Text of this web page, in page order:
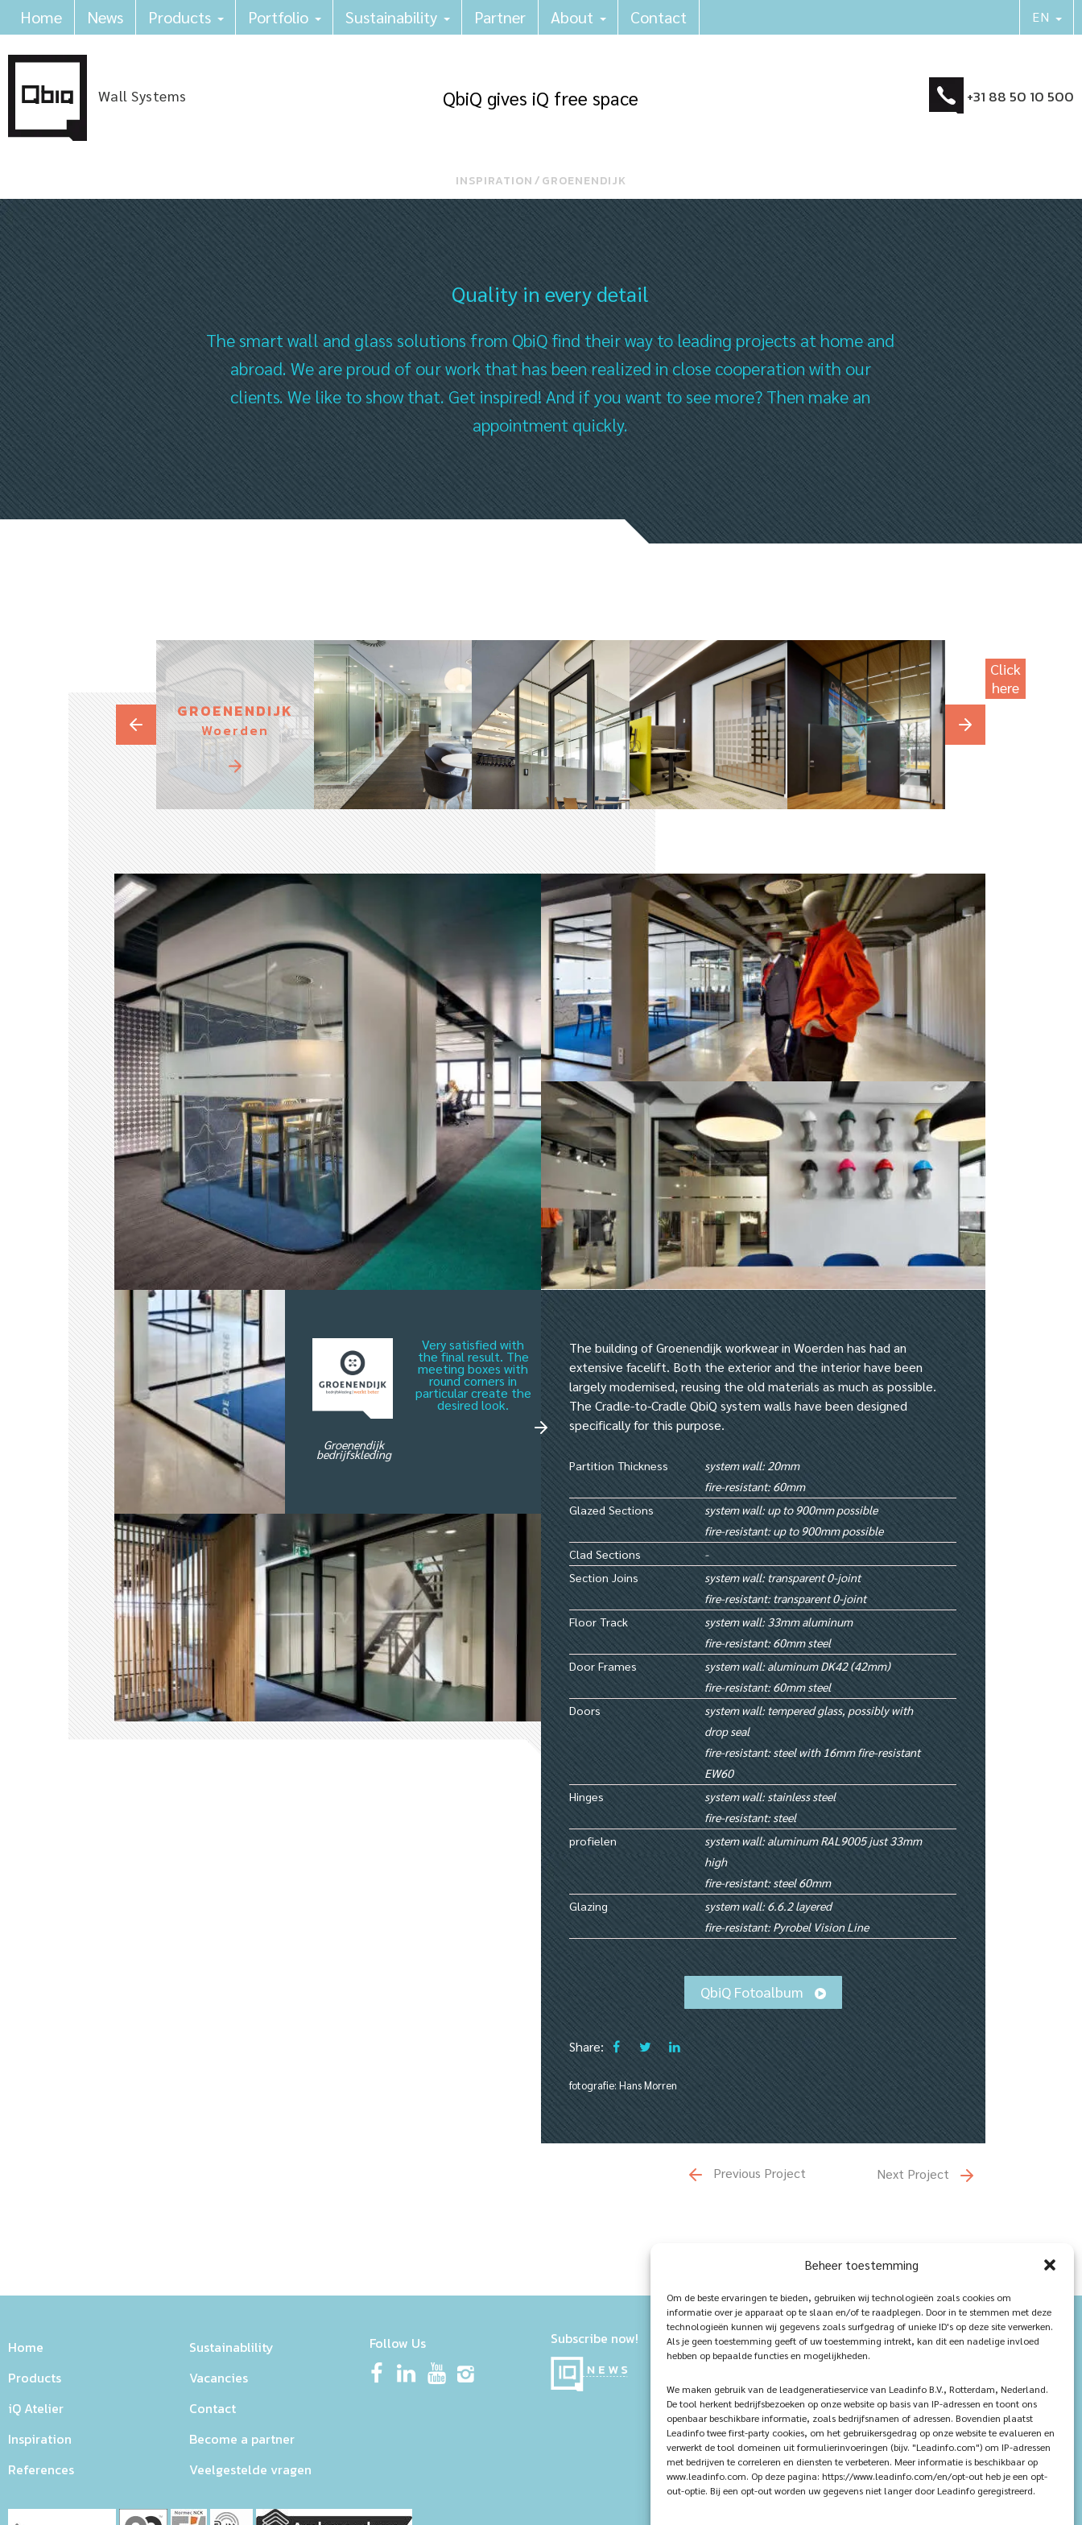
Beheer toestemming
Om de beste ervaringen te bieden, gebruiken wij technologieën zoals cookies om
informatie over je apparaat op te slaan en/of te raadplegen. Door in te stemmen met deze
technologieën kunnen wij gegevens zoals surfgedrag of unieke ID's op deze site verwerken.
Als je geen toestemming geeft of uw toestemming intrekt, kan dit een nadelige invloed
hebben op bepaalde functies en mogelijkheden.
We maken gebruik van de leadgeneratieservice van Leadinfo B.V., Rotterdam, Nederland.
De tool herkent bedrijfsbezoeken op onze website op basis van IP-adressen en toont ons
openbaar beschikbare informatie, zoals bedrijfsnamen of adressen. Bovendien plaatst
Leadinfo twee first-party cookies, om het gebruikersgedrag op onze website te evalueren en
verwerkt de tool domeinen uit formulierinvoeringen (bijv. "Leadinfo.com") om IP-adressen
met bedrijven te correleren en diensten te verbeteren. Meer informatie is beschikbaar op
www.leadinfo.com. Op deze pagina: https://www.leadinfo.com/en/opt-out heb je een opt-
out-optie. Bij een opt-out worden uw gegevens niet langer door Leadinfo geregistreerd.
Home News Products Portfolio Sustainability Partner About Contact
Wall Systems QbiQ gives iQ free space +31 88 50 10 500
INSPIRATION ⁄ GROENENDIJK
Quality in every detail
The smart wall and glass solutions from QbiQ find their way to leading projects at home and
abroad. We are proud of our work that has been realized in close cooperation with our
clients. We like to show that. Get inspired! And if you want to see more? Then make an
appointment quickly.
GROENENDIJK
Woerden
Groenendijk
bedrijfskleding
Very satisfied with
the final result. The
meeting boxes with
round corners in
particular create the
desired look.
The building of Groenendijk workwear in Woerden has had an
extensive facelift. Both the exterior and the interior have been
largely modernised, reusing the old materials as much as possible.
The Cradle-to-Cradle QbiQ system walls have been designed
specifically for this purpose.
Partition Thickness
system wall: 20mm
fire-resistant: 60mm
Glazed Sections
system wall: up to 900mm possible
fire-resistant: up to 900mm possible
Clad Sections
-
Section Joins
system wall: transparent 0-joint
fire-resistant: transparent 0-joint
Floor Track
system wall: 33mm aluminum
fire-resistant: 60mm steel
Door Frames
system wall: aluminum DK42 (42mm)
fire-resistant: 60mm steel
Doors
system wall: tempered glass, possibly with
drop seal
fire-resistant: steel with 16mm fire-resistant
EW60
Hinges
system wall: stainless steel
fire-resistant: steel
profielen
system wall: aluminum RAL9005 just 33mm
high
fire-resistant: steel 60mm
Glazing
system wall: 6.6.2 layered
fire-resistant: Pyrobel Vision Line
QbiQ Fotoalbum
Share:
fotografie: Hans Morren
Previous Project Next Project
Click
here
Home
Products
iQ Atelier
Inspiration
References
Sustainablility
Vacancies
Contact
Become a partner
Veelgestelde vragen
Follow Us Subscribe now!